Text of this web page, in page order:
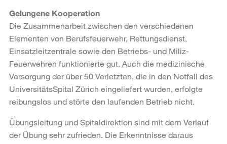
Gelungene Kooperation
Die Zusammenarbeit zwischen den verschiedenen
Elementen von Berufsfeuerwehr, Rettungsdienst,
Einsatzleitzentrale sowie den Betriebs- und Miliz-
Feuerwehren funktionierte gut. Auch die medizinische
Versorgung der über 50 Verletzten, die in den Notfall des
UniversitätsSpital Zürich eingeliefert wurden, erfolgte
reibungslos und störte den laufenden Betrieb nicht.
Übungsleitung und Spitaldirektion sind mit dem Verlauf
der Übung sehr zufrieden. Die Erkenntnisse daraus